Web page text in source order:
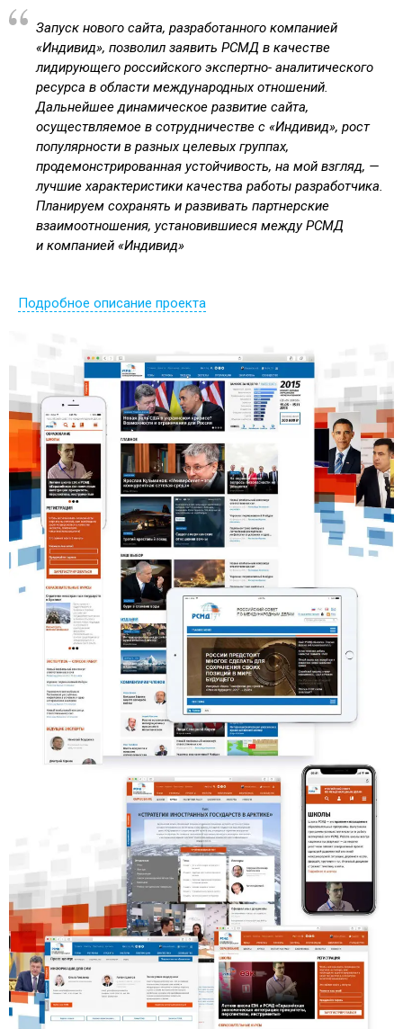
Запуск нового сайта, разработанного компанией
«Индивид», позволил заявить РСМД в качестве
лидирующего российского экспертно- аналитического
ресурса в области международных отношений.
Дальнейшее динамическое развитие сайта,
осуществляемое в сотрудничестве с «Индивид», рост
популярности в разных целевых группах,
продемонстрированная устойчивость, на мой взгляд, —
лучшие характеристики качества работы разработчика.
Планируем сохранять и развивать партнерские
взаимоотношения, установившиеся между РСМД
и компанией «Индивид»
Подробное описание проекта